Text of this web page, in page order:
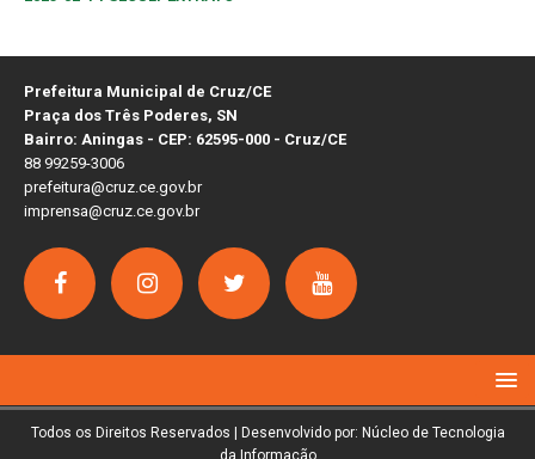
Prefeitura Municipal de Cruz/CE
Praça dos Três Poderes, SN
Bairro: Aningas - CEP: 62595-000 - Cruz/CE
88 99259-3006
prefeitura@cruz.ce.gov.br
imprensa@cruz.ce.gov.br
Todos os Direitos Reservados | Desenvolvido por: Núcleo de Tecnologia
da Informação